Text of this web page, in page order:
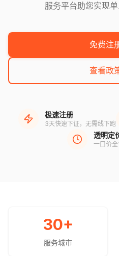
服务平台助您实现单
免费注
查看政
极速注册
3天快速下证，无需线下跑
透明定
一口价
30+
服务城市